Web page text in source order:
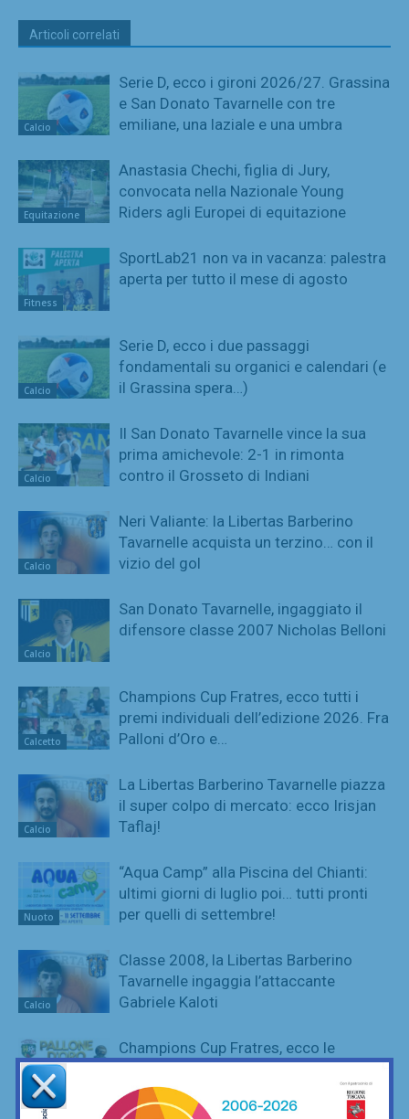
Articoli correlati
Calcio
Serie D, ecco i gironi 2026/27. Grassina
e San Donato Tavarnelle con tre
emiliane, una laziale e una umbra
Equitazione
Anastasia Chechi, figlia di Jury,
convocata nella Nazionale Young
Riders agli Europei di equitazione
Fitness
SportLab21 non va in vacanza: palestra
aperta per tutto il mese di agosto
Calcio
Serie D, ecco i due passaggi
fondamentali su organici e calendari (e
il Grassina spera…)
Calcio
Il San Donato Tavarnelle vince la sua
prima amichevole: 2-1 in rimonta
contro il Grosseto di Indiani
Calcio
Neri Valiante: la Libertas Barberino
Tavarnelle acquista un terzino… con il
vizio del gol
Calcio
San Donato Tavarnelle, ingaggiato il
difensore classe 2007 Nicholas Belloni
Calcetto
Champions Cup Fratres, ecco tutti i
premi individuali dell’edizione 2026. Fra
Palloni d’Oro e…
Calcio
La Libertas Barberino Tavarnelle piazza
il super colpo di mercato: ecco Irisjan
Taflaj!
Nuoto
“Aqua Camp” alla Piscina del Chianti:
ultimi giorni di luglio poi… tutti pronti
per quelli di settembre!
Calcio
Classe 2008, la Libertas Barberino
Tavarnelle ingaggia l’attaccante
Gabriele Kaloti
Calcetto
Champions Cup Fratres, ecco le
nomination per eleggere i migliori
dell’edizione 2026